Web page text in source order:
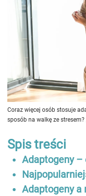
Coraz więcej osób stosuje
sposób na walkę ze stresem?
Spis treści
Adaptogeny –
Adaptogeny a